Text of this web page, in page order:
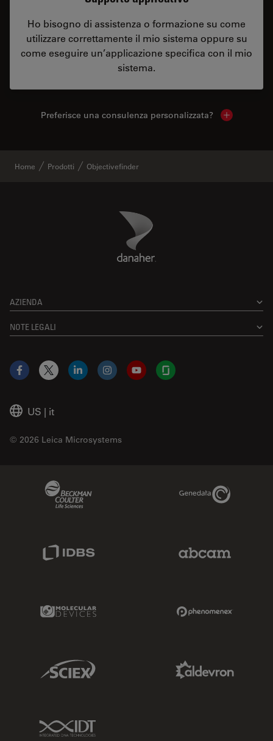
Ho bisogno di assistenza o formazione su come
utilizzare correttamente il mio sistema oppure su
come eseguire un’applicazione specifica con il mio
sistema.
Preferisce una consulenza personalizzata? Show local
Home Prodotti Objectivefinder
Danaher Logo
AZIENDA
NOTE LEGALI
US | it
© 2026 Leica Microsystems
Facebook
X LinkedInInstagramYouTubeGlassdoor
Genedata Link
Molecular Devices Link
Sciex Link
IDT Link